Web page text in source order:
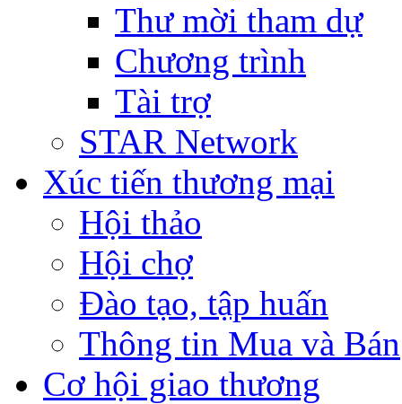
Thư mời tham dự
Chương trình
Tài trợ
STAR Network
Xúc tiến thương mại
Hội thảo
Hội chợ
Đào tạo, tập huấn
Thông tin Mua và Bán
Cơ hội giao thương